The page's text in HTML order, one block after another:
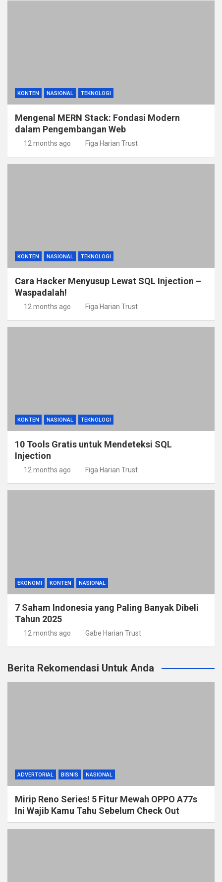
KONTEN NASIONAL TEKNOLOGI
Mengenal MERN Stack: Fondasi Modern
dalam Pengembangan Web
12 months ago Figa Harian Trust
KONTEN NASIONAL TEKNOLOGI
Cara Hacker Menyusup Lewat SQL Injection –
Waspadalah!
12 months ago Figa Harian Trust
KONTEN NASIONAL TEKNOLOGI
10 Tools Gratis untuk Mendeteksi SQL
Injection
12 months ago Figa Harian Trust
EKONOMI KONTEN NASIONAL
7 Saham Indonesia yang Paling Banyak Dibeli
Tahun 2025
12 months ago Gabe Harian Trust
Berita Rekomendasi Untuk Anda
ADVERTORIAL BISNIS NASIONAL
Mirip Reno Series! 5 Fitur Mewah OPPO A77s
Ini Wajib Kamu Tahu Sebelum Check Out